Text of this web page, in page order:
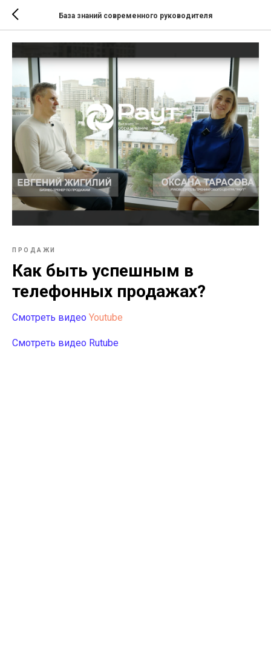
База знаний современного руководителя
ПРОДАЖИ
Как быть успешным в
телефонных продажах?
Смотреть видео Youtube
Смотреть видео Rutube